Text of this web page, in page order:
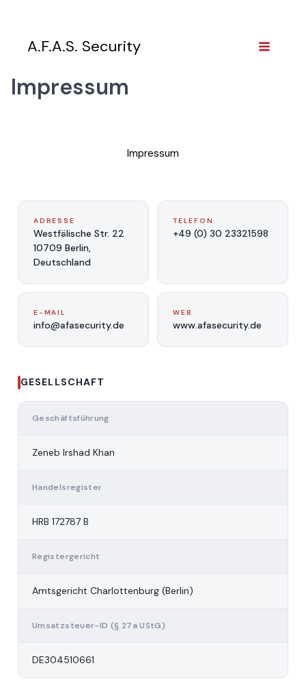
springen
A.F.A.S. Security
Impressum
Impressum
ADRESSE
Westfälische Str. 22
10709 Berlin,
Deutschland
TELEFON
+49 (0) 30 23321598
E-MAIL
info@afasecurity.de
WEB
www.afasecurity.de
GESELLSCHAFT
Geschäftsführung
Zeneb Irshad Khan
Handelsregister
HRB 172787 B
Registergericht
Amtsgericht Charlottenburg (Berlin)
Umsatzsteuer-ID (§ 27a UStG)
DE304510661